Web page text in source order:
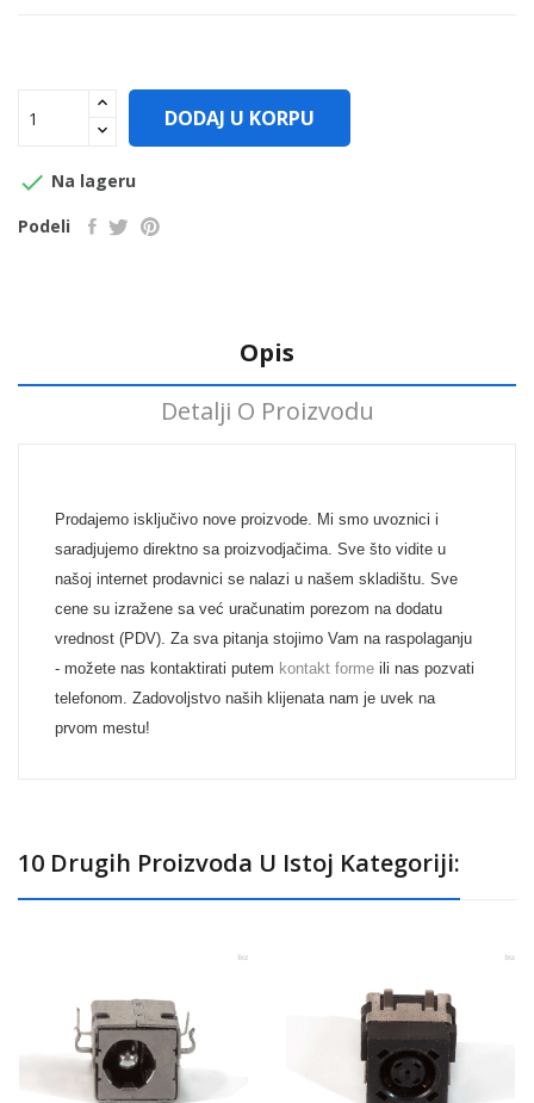
DODAJ U KORPU
 Na lageru
Podeli
Opis
Detalji O Proizvodu
Prodajemo isključivo nove proizvode. Mi smo uvoznici i
saradjujemo direktno sa proizvodjačima. Sve što vidite u
našoj internet prodavnici se nalazi u našem skladištu. Sve
cene su izražene sa već uračunatim porezom na dodatu
vrednost (PDV). Za sva pitanja stojimo Vam na raspolaganju
- možete nas kontaktirati putem kontakt forme ili nas pozvati
telefonom. Zadovoljstvo naših klijenata nam je uvek na
prvom mestu!
10 Drugih Proizvoda U Istoj Kategoriji: